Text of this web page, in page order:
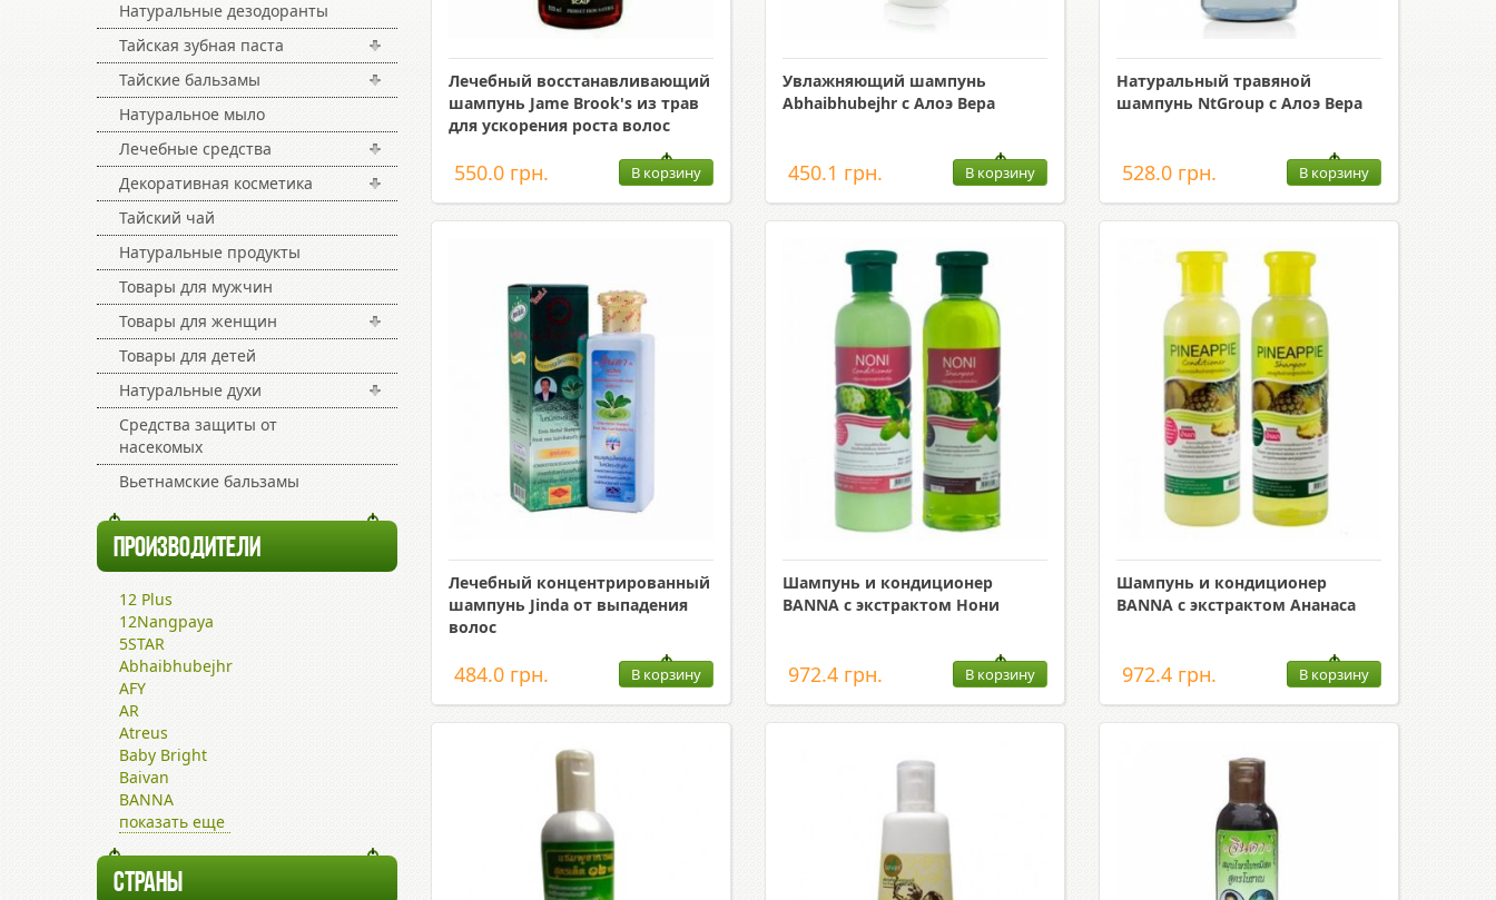
Натуральные дезодоранты
Тайская зубная паста
Тайские бальзамы
Натуральное мыло
Лечебные средства
Декоративная косметика
Тайский чай
Натуральные продукты
Товары для мужчин
Товары для женщин
Товары для детей
Натуральные духи
Средства защиты от
насекомых
Вьетнамские бальзамы
ПРОИЗВОДИТЕЛИ
12 Plus
12Nangpaya
5STAR
Abhaibhubejhr
AFY
AR
Atreus
Baby Bright
Baivan
BANNA
показать еще
СТРАНЫ
Лечебный восстанавливающий
шампунь Jame Brook's из трав
для ускорения роста волос
550.0 грн. В корзину
Увлажняющий шампунь
Abhaibhubejhr с Алоэ Вера
450.1 грн. В корзину
Натуральный травяной
шампунь NtGroup с Алоэ Вера
528.0 грн. В корзину
Лечебный концентрированный
шампунь Jinda от выпадения
волос
484.0 грн. В корзину
Шампунь и кондиционер
BANNA с экстрактом Нони
972.4 грн. В корзину
Шампунь и кондиционер
BANNA с экстрактом Ананаса
972.4 грн. В корзину